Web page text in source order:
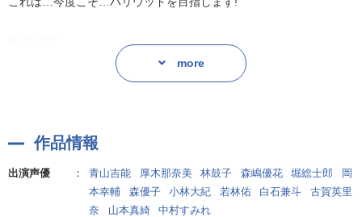
作者:鉄箱
more
作品情報
出演声優 ： 青山吉能 厚木那奈美 林鼓子 森嶋優花 堀総士郎
岡
本幸輔
森優子 小林大紀 若林佑 白石兼斗
古賀英里
奈
山本真綺
中村すみれ